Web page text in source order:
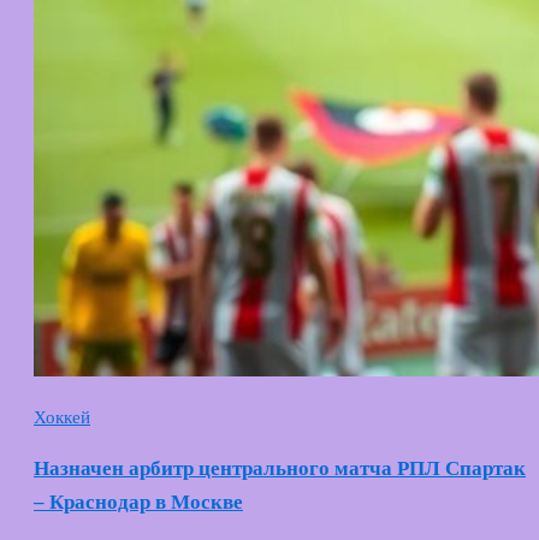
Хоккей
Назначен арбитр центрального матча РПЛ Спартак
– Краснодар в Москве